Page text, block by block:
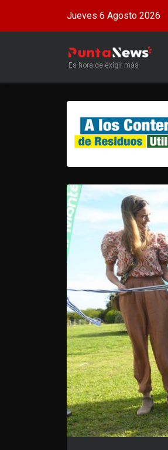
Jueves 6 Agosto 2026
Es hora de exigir más